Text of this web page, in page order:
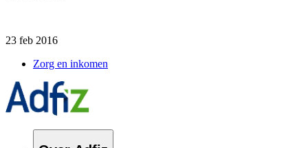
23 feb 2016
Zorg en inkomen